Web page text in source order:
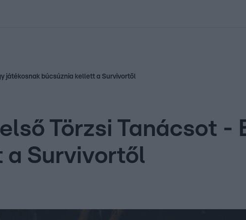
játékosnak búcsúznia kellett a Survivortől
Törzsi Tanácsot -
a Survivortől